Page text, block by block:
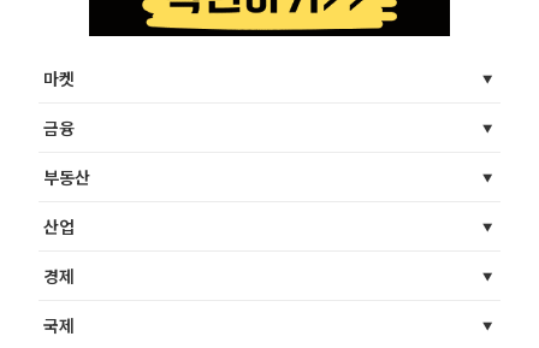
마켓
금융
부동산
산업
경제
국제